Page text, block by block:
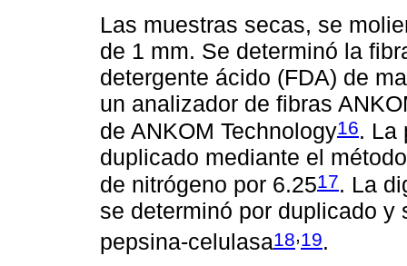
Las muestras secas, se
de 1 mm. Se determinó la
detergente ácido (FDA) de
un analizador de fibras
de ANKOM Technology16. La
duplicado mediante el
de nitrógeno por 6.2517. La
se determinó por duplicado
pepsina-celulasa18,19.